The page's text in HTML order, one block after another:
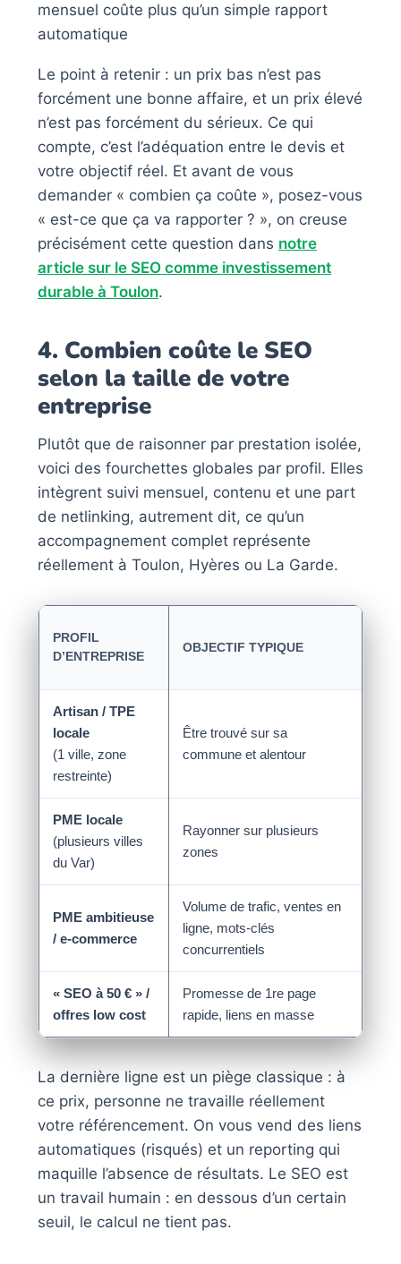
mensuel coûte plus qu’un simple rapport
automatique
Le point à retenir : un prix bas n’est pas
forcément une bonne affaire, et un prix élevé
n’est pas forcément du sérieux. Ce qui
compte, c’est l’adéquation entre le devis et
votre objectif réel. Et avant de vous
demander « combien ça coûte », posez-vous
« est-ce que ça va rapporter ? », on creuse
précisément cette question dans notre
article sur le SEO comme investissement
durable à Toulon.
4. Combien coûte le SEO
selon la taille de votre
entreprise
Plutôt que de raisonner par prestation isolée,
voici des fourchettes globales par profil. Elles
intègrent suivi mensuel, contenu et une part
de netlinking, autrement dit, ce qu’un
accompagnement complet représente
réellement à Toulon, Hyères ou La Garde.
PROFIL
D’ENTREPRISE
OBJECTIF TYPIQUE
Artisan / TPE
locale
(1 ville, zone
restreinte)
Être trouvé sur sa
commune et alentour
PME locale
(plusieurs villes
du Var)
Rayonner sur plusieurs
zones
PME ambitieuse
/ e-commerce
Volume de trafic, ventes en
ligne, mots-clés
concurrentiels
« SEO à 50 € » /
offres low cost
Promesse de 1re page
rapide, liens en masse
La dernière ligne est un piège classique : à
ce prix, personne ne travaille réellement
votre référencement. On vous vend des liens
automatiques (risqués) et un reporting qui
maquille l’absence de résultats. Le SEO est
un travail humain : en dessous d’un certain
seuil, le calcul ne tient pas.